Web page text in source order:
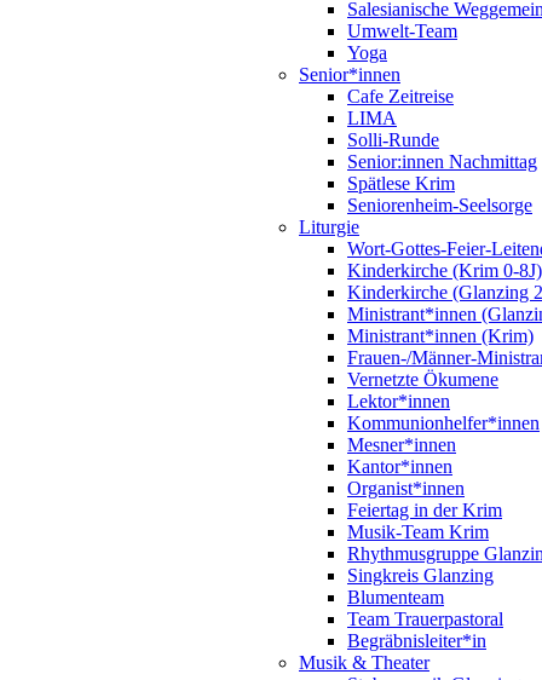
Salesianische
Umwelt-Team
Yoga
Senior*innen
Cafe Zeitreise
LIMA
Solli-Runde
Senior:innen Nachmittag
Spätlese Krim
Seniorenheim-Seelsorge
Liturgie
Wort-Gottes-Feier-
Kinderkirche (Krim 0-8J)
Kinderkirche (Glanzing
Ministrant*innen
Ministrant*innen (Krim)
Frauen-/Männer-
Vernetzte Ökumene
Lektor*innen
Kommunionhelfer*innen
Mesner*innen
Kantor*innen
Organist*innen
Feiertag in der Krim
Musik-Team Krim
Rhythmusgruppe
Singkreis Glanzing
Blumenteam
Team Trauerpastoral
Begräbnisleiter*in
Musik & Theater